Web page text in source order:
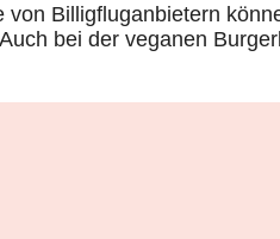
von Billigfluganbietern
bei der veganen